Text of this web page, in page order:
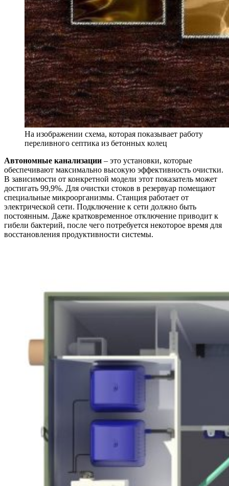
На изображении схема, которая показывает работу
переливного септика из бетонных колец
Автономные канализации – это установки, которые
обеспечивают максимально высокую эффективность очистки.
В зависимости от конкретной модели этот показатель может
достигать 99,9%. Для очистки стоков в резервуар помещают
специальные микроорганизмы. Станция работает от
электрической сети. Подключение к сети должно быть
постоянным. Даже кратковременное отключение приводит к
гибели бактерий, после чего потребуется некоторое время для
восстановления продуктивности системы.